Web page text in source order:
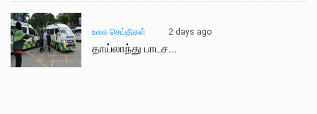
உலக செய்திகள் 2 days ago
தாய்லாந்து பாடச...